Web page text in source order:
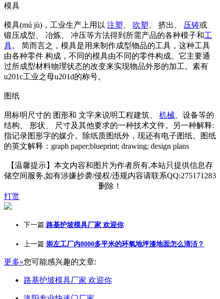
模具
模具(mú jù)，工业生产上用以 注塑 吹塑 、 挤出、 压铸或
锻压成型、 冶炼、 冲压等方法得到所需产品的各种模子和工
具。 简而言之，模具是用来制作成型物品的工具，这种工具
由各种零件 构成，不同的模具由不同的零件构成。它主要通
过所成型材料物理状态的改变来实现物品外形的加工。素有
u201c工业之母u201d的称号。
图纸
用标明尺寸的 图形和 文字来说明工程建筑、 机械 、设备等的
结构、 形状、 尺寸及其他要求的一种技术文件。另一种解释:
指记录图形字的媒介。除纸质图纸外，现还有电子图纸。图纸
的英文解释：graph paper;blueprint; drawing; design plans
【温馨提示】本文内容和图片为作者所有,本站只提供信息存
储空间服务,如有涉嫌抄袭/侵权/违规内容请联系QQ:275171283
删除！
打赏
下一篇:路基护坡模具厂家 欢迎你
上一篇:崇左工厂内8000多平米的环氧地坪漆地面怎么清洁？
更多»您可能感兴趣的文章:
路基护坡模具厂家 欢迎你